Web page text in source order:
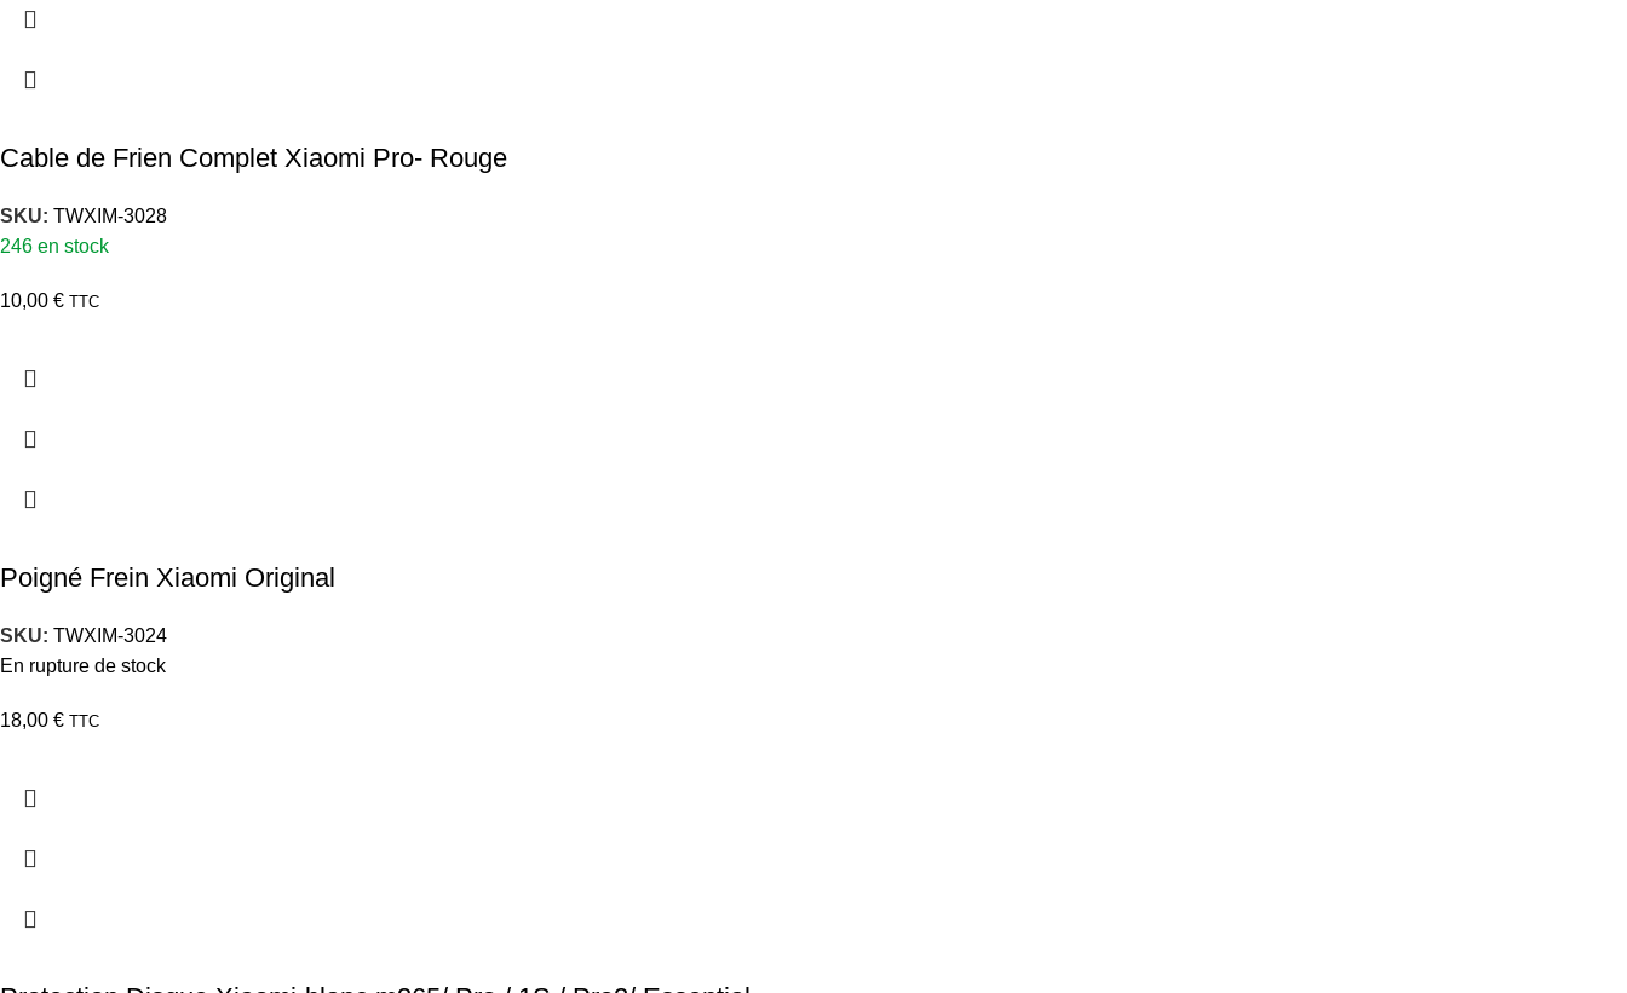
Cable de Frien Complet Xiaomi Pro- Rouge
SKU: TWXIM-3028
246 en stock
10,00 € TTC
Poigné Frein Xiaomi Original
SKU: TWXIM-3024
En rupture de stock
18,00 € TTC